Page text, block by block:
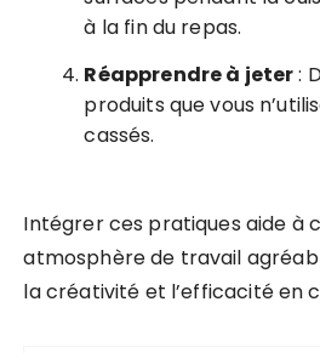
à la fin du repas.
Réapprendre à jeter:
produits que vous
cassés.
Intégrer ces pratiques aide à
atmosphère de travail
la créativité et l’efficacité en